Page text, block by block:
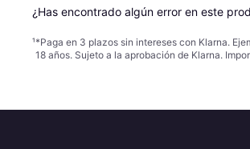
¿Has encontrado algún error en este
¹*Paga en 3 plazos sin intereses con Klarna.
18 años. Sujeto a la aprobación de Klarna.